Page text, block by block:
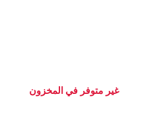
غير متوفر في المخزون